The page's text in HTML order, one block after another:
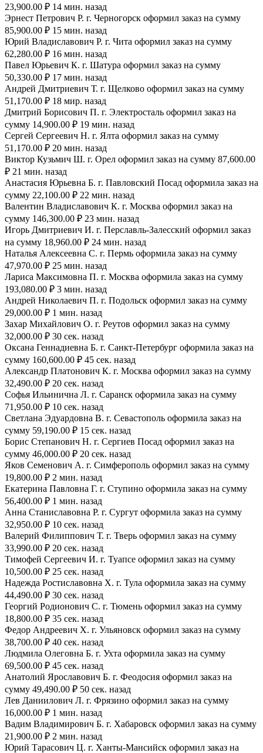
23,900.00 ₽ 14 мин. назад
Эрнест Петрович Р. г. Черногорск оформил заказ на сумму
85,900.00 ₽ 15 мин. назад
Юрий Владиславович Р. г. Чита оформил заказ на сумму
62,280.00 ₽ 16 мин. назад
Павел Юрьевич К. г. Шатура оформил заказ на сумму
50,330.00 ₽ 17 мин. назад
Андрей Дмитриевич Т. г. Щелково оформил заказ на сумму
51,170.00 ₽ 18 мир. назад
Дмитрий Борисович П. г. Электросталь оформил заказ на
сумму 14,900.00 ₽ 19 мин. назад
Сергей Сергеевич Н. г. Ялта оформил заказ на сумму
51,170.00 ₽ 20 мин. назад
Виктор Кузьмич Ш. г. Орел оформил заказ на сумму 87,600.00
₽ 21 мин. назад
Анастасия Юрьевна Б. г. Павловский Посад оформила заказ на
сумму 22,100.00 ₽ 22 мин. назад
Валентин Владиславович К. г. Москва оформил заказ на
сумму 146,300.00 ₽ 23 мин. назад
Игорь Дмитриевич И. г. Перславль-Залесский оформил заказ
на сумму 18,960.00 ₽ 24 мин. назад
Наталья Алексеевна С. г. Пермь оформила заказ на сумму
47,970.00 ₽ 25 мин. назад
Лариса Максимовна П. г. Москва оформила заказ на сумму
193,080.00 ₽ 3 мин. назад
Андрей Николаевич П. г. Подольск оформил заказ на сумму
29,000.00 ₽ 1 мин. назад
Захар Михайлович О. г. Реутов оформил заказ на сумму
32,000.00 ₽ 30 сек. назад
Оксана Геннадиевна Б. г. Санкт-Петербург оформила заказ на
сумму 160,600.00 ₽ 45 сек. назад
Александр Платонович К. г. Москва оформил заказ на сумму
32,490.00 ₽ 20 сек. назад
Софья Ильинична Л. г. Саранск оформила заказ на сумму
71,950.00 ₽ 10 сек. назад
Светлана Эдуардовна В. г. Севастополь оформила заказ на
сумму 59,190.00 ₽ 15 сек. назад
Борис Степанович Н. г. Сергиев Посад оформил заказ на
сумму 46,000.00 ₽ 20 сек. назад
Яков Семенович А. г. Симферополь оформил заказ на сумму
19,800.00 ₽ 2 мин. назад
Екатерина Павловна Г. г. Ступино оформила заказ на сумму
56,400.00 ₽ 1 мин. назад
Анна Станиславовна Р. г. Сургут оформила заказ на сумму
32,950.00 ₽ 10 сек. назад
Валерий Филиппович Т. г. Тверь оформил заказ на сумму
33,990.00 ₽ 20 сек. назад
Тимофей Сергеевич И. г. Туапсе оформил заказ на сумму
10,500.00 ₽ 25 сек. назад
Надежда Ростиславовна Х. г. Тула оформила заказ на сумму
44,490.00 ₽ 30 сек. назад
Георгий Родионович С. г. Тюмень оформил заказ на сумму
18,800.00 ₽ 35 сек. назад
Федор Андреевич Х. г. Ульяновск оформил заказ на сумму
38,700.00 ₽ 40 сек. назад
Людмила Олеговна Б. г. Ухта оформила заказ на сумму
69,500.00 ₽ 45 сек. назад
Анатолий Ярославович Б. г. Феодосия оформил заказ на
сумму 49,490.00 ₽ 50 сек. назад
Лев Даниилович Л. г. Фрязино оформил заказ на сумму
16,000.00 ₽ 1 мин. назад
Вадим Владимирович Б. г. Хабаровск оформил заказ на сумму
21,900.00 ₽ 2 мин. назад
Юрий Тарасович Ц. г. Ханты-Мансийск оформил заказ на